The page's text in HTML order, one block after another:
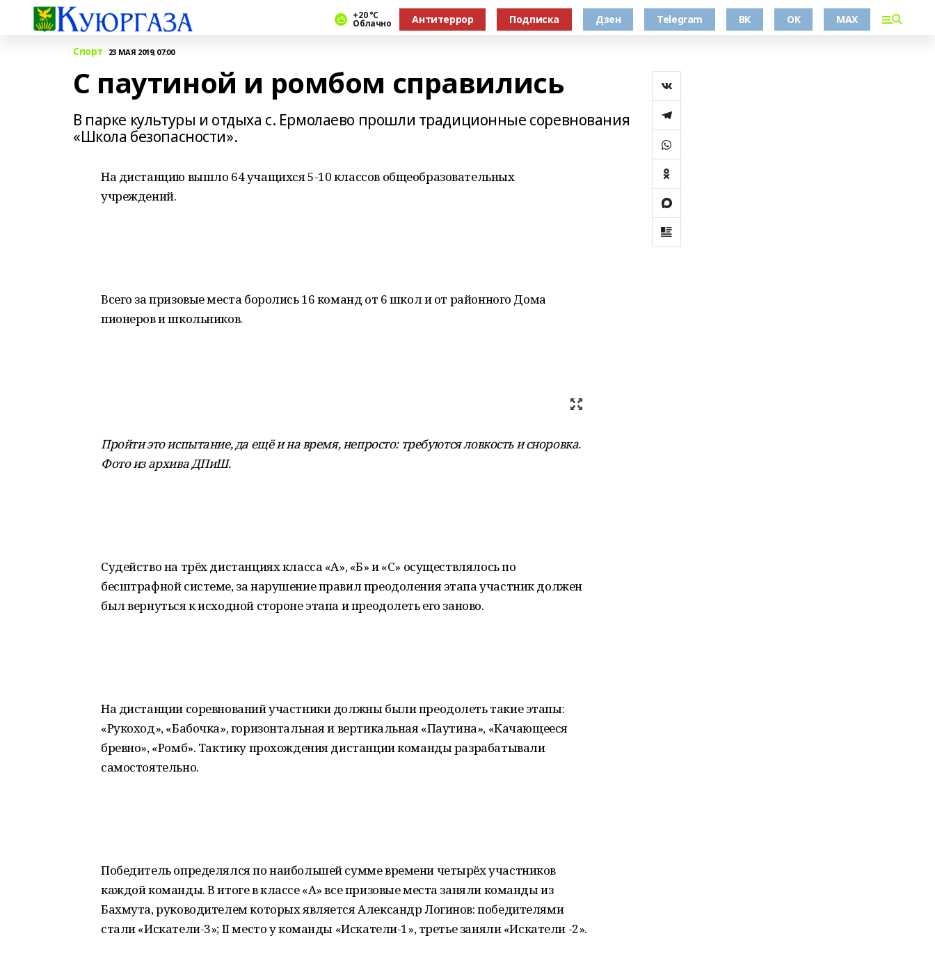
+20 °С
Облачно Антитеррор Подписка Дзен Telegram ВК ОК MAX
Спорт 23 МАЯ 2019, 07:00
С паутиной и ромбом справились
В парке культуры и отдыха с. Ермолаево прошли традиционные соревнования
«Школа безопасности».
На дистанцию вышло 64 учащихся 5-10 классов общеобразовательных
учреждений.
Всего за призовые места боролись 16 команд от 6 школ и от районного Дома
пионеров и школьников.
Пройти это испытание, да ещё и на время, непросто: требуются ловкость и сноровка.
Фото из архива ДПиШ.
Судейство на трёх дистанциях класса «А», «Б» и «С» осуществлялось по
бесштрафной системе, за нарушение правил преодоления этапа участник должен
был вернуться к исходной стороне этапа и преодолеть его заново.
На дистанции соревнований участники должны были преодолеть такие этапы:
«Рукоход», «Бабочка», горизонтальная и вертикальная «Паутина», «Качающееся
бревно», «Ромб». Тактику прохождения дистанции команды разрабатывали
самостоятельно.
Победитель определялся по наибольшей сумме времени четырёх участников
каждой команды. В итоге в классе «А» все призовые места заняли команды из
Бахмута, руководителем которых является Александр Логинов: победителями
стали «Искатели-3»; II место у команды «Искатели-1», третье заняли «Искатели -2».